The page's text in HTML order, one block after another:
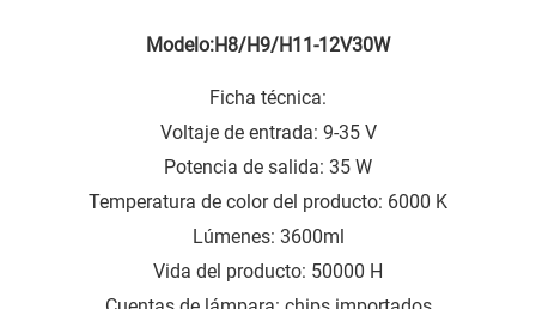
Modelo:H8/H9/H11-12V30W
Ficha técnica:
Voltaje de entrada: 9-35 V
Potencia de salida: 35 W
Temperatura de color del producto: 6000 K
Lúmenes: 3600ml
Vida del producto: 50000 H